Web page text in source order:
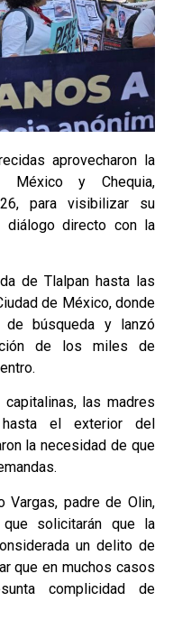
aprovecharon la
México y Chequia,
para visibilizar su
diálogo directo con la
de Tlalpan hasta las
de México, donde
de búsqueda y lanzó
de los miles de
las madres
hasta el exterior del
la necesidad de que
Vargas, padre de Olin,
solicitarán que la
un delito de
que en muchos casos
complicidad de